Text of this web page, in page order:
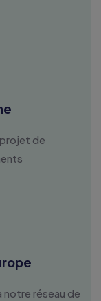
de
notre réseau de